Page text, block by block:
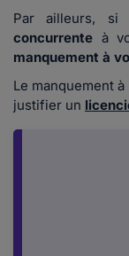
Par ailleurs, si
concurrente à
manquement à
Le manquement
justifier un